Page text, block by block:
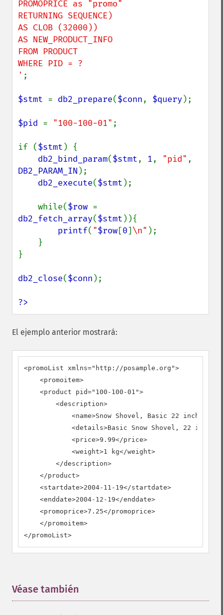
PROMOPRICE as "promo"
RETURNING SEQUENCE)
AS CLOB (32000))
AS NEW_PRODUCT_INFO
FROM PRODUCT
WHERE PID = ?
' ;
$stmt = db2_prepare($conn, $query);
$pid = "100-100-01" ;
if ($stmt ) {
db2_bind_param($stmt, 1, "pid"
DB2_PARAM_IN );
db2_execute($stmt );
    while(
$row
db2_fetch_array($stmt )){
printf( "$row[0] \n" );
}
db2_close($conn );
?>
El ejemplo anterior mostrará:
<promoList xmlns="http://posample.org">
    <promoitem>
    <product pid="100-100-01">
        <description>
<name>Snow Shovel, Basic 22 inch</
<details>Basic Snow Shovel, 22
            <price>9.99</price>
            <weight>1 kg</weight>
        </description>
    </product>
    <startdate>2004-11-19</startdate>
    <enddate>2004-12-19</enddate>
    <promoprice>7.25</promoprice>
    </promoitem>
</promoList>
Véase también